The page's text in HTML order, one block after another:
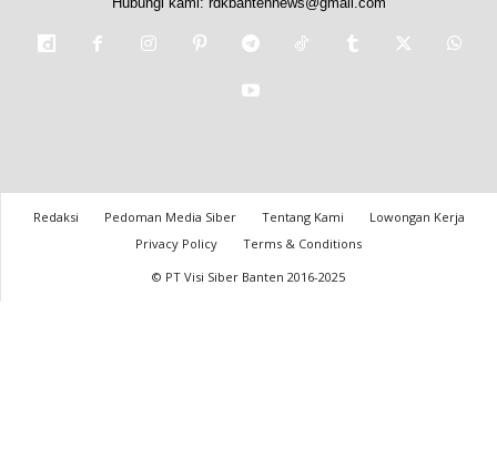
Redaksi Pedoman Media Siber Tentang Kami
Lowongan Kerja
Privacy Policy
Terms & Conditions
© PT Visi Siber Banten 2016-2025